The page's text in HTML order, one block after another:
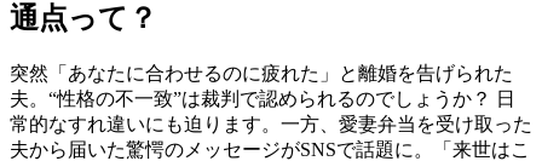
通点って？
突然「あなたに合わせるのに疲れた」と離婚を告げられた
夫。“性格の不一致”は裁判で認められるのでしょうか？ 日
常的なすれ違いにも迫ります。一方、愛妻弁当を受け取った
夫から届いた驚愕のメッセージがSNSで話題に。「来世はこ